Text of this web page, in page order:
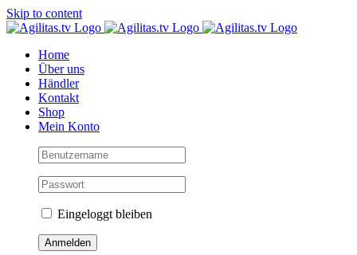
Skip to content
Home
Über uns
Händler
Kontakt
Shop
Mein Konto
Eingeloggt bleiben